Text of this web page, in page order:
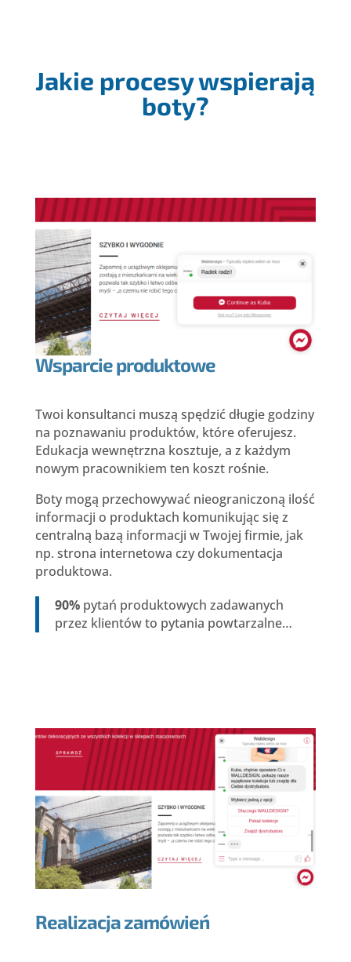
Jakie procesy wspierają
boty?
Wsparcie produktowe
Twoi konsultanci muszą spędzić długie godziny
na poznawaniu produktów, które oferujesz.
Edukacja wewnętrzna kosztuje, a z każdym
nowym pracownikiem ten koszt rośnie.
Boty mogą przechowywać nieograniczoną ilość
informacji o produktach komunikując się z
centralną bazą informacji w Twojej firmie, jak
np. strona internetowa czy dokumentacja
produktowa.
90%pytań produktowych zadawanych
przez klientów to pytania powtarzalne…
Realizacja zamówień